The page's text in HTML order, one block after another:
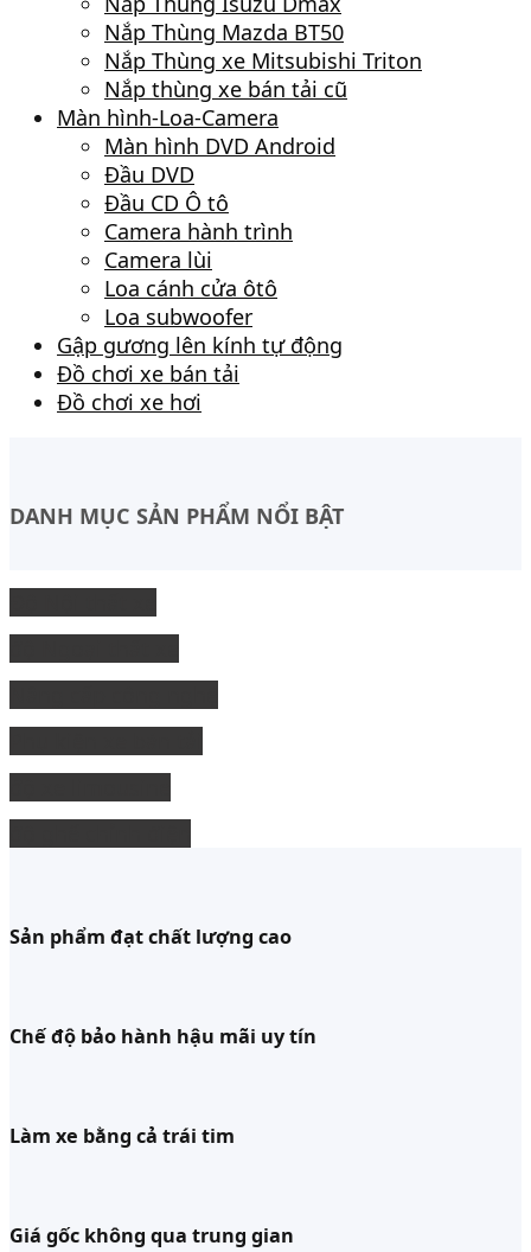
Nắp Thùng Mazda BT50
Nắp Thùng xe Mitsubishi Triton
Nắp thùng xe bán tải cũ
Màn hình-Loa-Camera
Màn hình DVD Android
Đầu DVD
Đầu CD Ô tô
Camera hành trình
Camera lùi
Loa cánh cửa ôtô
Loa subwoofer
Gập gương lên kính tự động
Đồ chơi xe bán tải
Đồ chơi xe hơi
DANH MỤC SẢN PHẨM NỔI BẬT
Sản phẩm đạt chất lượng cao
Chế độ bảo hành hậu mãi uy tín
Làm xe bằng cả trái tim
Giá gốc không qua trung gian